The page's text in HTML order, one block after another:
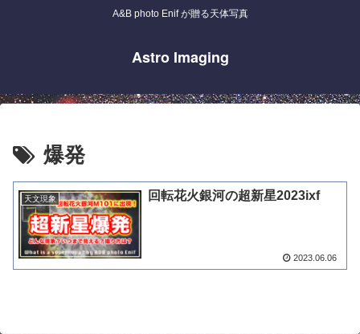
A&B photo Enif が贈る天体写真
Astro Imaging
爆発
天文現象 回転花火銀河の超新星2023ixf
2023.06.06